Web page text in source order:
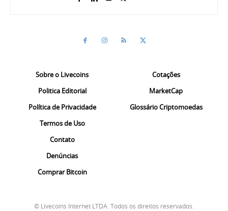
Sobre o Livecoins
Politica Editorial
Política de Privacidade
Termos de Uso
Contato
Denúncias
Comprar Bitcoin
Cotações
MarketCap
Glossário Criptomoedas
© Livecoins Internet LTDA. Todos os direitos reservados.